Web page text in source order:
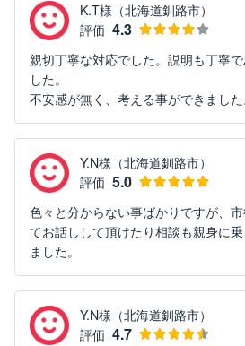
K.T様（北海道釧路市）
評価 4.3
親切丁寧な対応でした。説明も丁寧
した。
不安感が無く、考える事ができました
Y.N様（北海道釧路市）
評価 5.0
色々と分からない事ばかりですが、
てお話しして頂けたり相談も親身に
ました。
Y.N様（北海道釧路市）
評価 4.7